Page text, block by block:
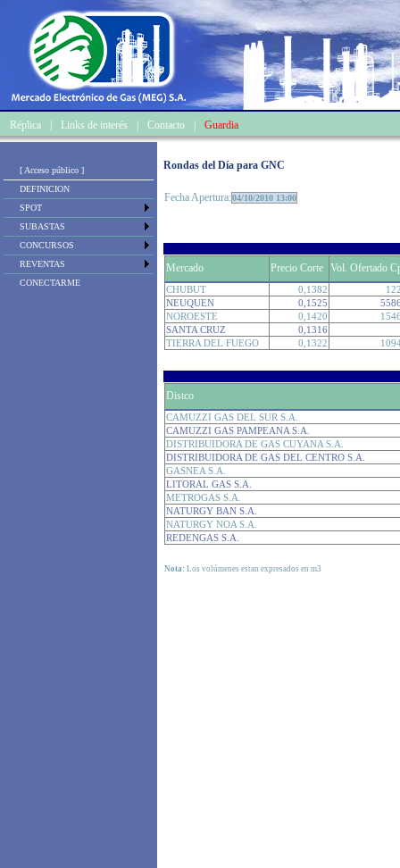
Réplica Links de interés Contacto Guardia
[ Acceso público ]
DEFINICION
SPOT
SUBASTAS
CONCURSOS
REVENTAS
CONECTARME
Rondas del Día para GNC
Fecha Apertura:04/10/2010 13:00
Mercado Precio Corte Vol. Ofertado
CHUBUT 0,1382
NEUQUEN
0,1525
NOROESTE
0,1420
SANTA CRUZ
0,1316
TIERRA DEL FUEGO
0,1322
Distco
CAMUZZI GAS DEL SUR S.A.
CAMUZZI GAS PAMPEANA S.A.
DISTRIBUIDORA DE GAS CUYANA S.A.
DISTRIBUIDORA DE GAS DEL CENTRO S.A.
GASNEA S.A.
LITORAL GAS S.A.
METROGAS S.A.
NATURGY BAN S.A.
NATURGY NOA S.A.
REDENGAS S.A.
Nota: Los volúmenes estan expresados en m3